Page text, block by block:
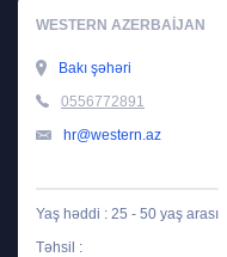
WESTERN AZERBAIJAN
Bakı şəhəri
0556772891
hr@western.az
Yaş həddi : 25 - 50 yaş arası
Təhsil :